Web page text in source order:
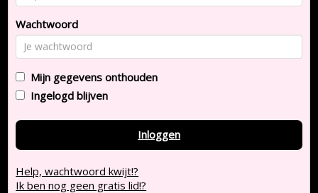
Wachtwoord
Mijn gegevens onthouden
Ingelogd blijven
Inloggen
Help, wachtwoord kwijt!?
Ik ben nog geen gratis lid!?